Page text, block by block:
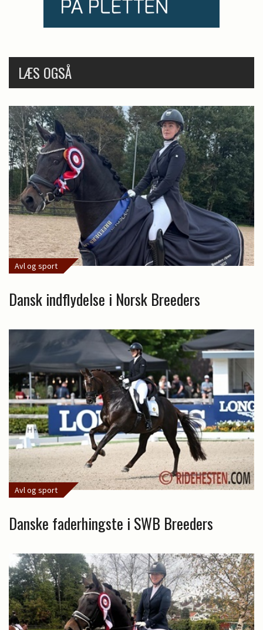
LÆS OGSÅ
Avl og sport
Dansk indflydelse i Norsk Breeders
Avl og sport
Danske faderhingste i SWB Breeders